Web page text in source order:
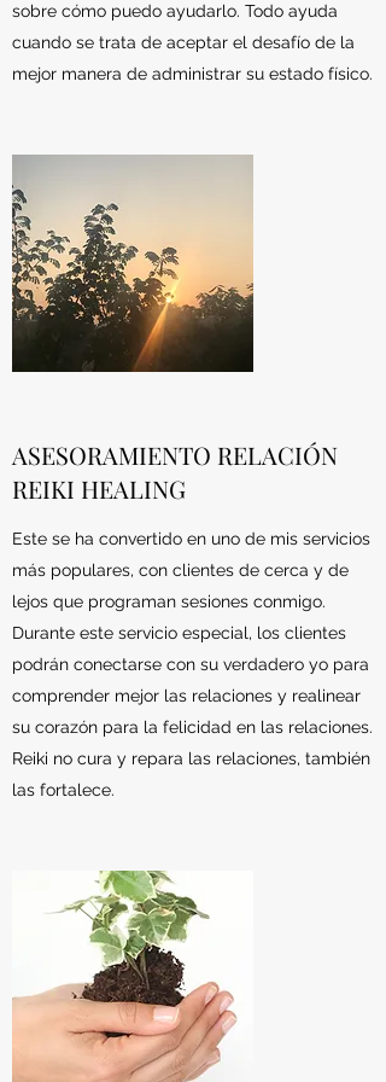
sobre cómo puedo ayudarlo. Todo ayuda
cuando se trata de aceptar el desafío de la
mejor manera de administrar su estado físico.
ASESORAMIENTO RELACIÓN
REIKI HEALING
Este se ha convertido en uno de mis servicios
más populares, con clientes de cerca y de
lejos que programan sesiones conmigo.
Durante este servicio especial, los clientes
podrán conectarse con su verdadero yo para
comprender mejor las relaciones y realinear
su corazón para la felicidad en las relaciones.
Reiki no cura y repara las relaciones, también
las fortalece.